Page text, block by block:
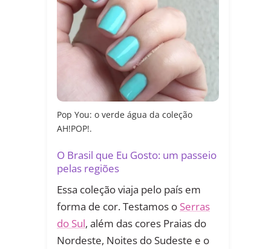
Pop You: o verde água da coleção
AH!POP!.
O Brasil que Eu Gosto: um passeio
pelas regiões
Essa coleção viaja pelo país em
forma de cor. Testamos o Serras
do Sul, além das cores Praias do
Nordeste, Noites do Sudeste e o